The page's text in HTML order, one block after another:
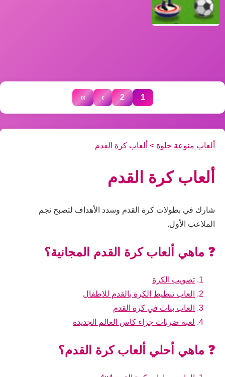
1
2
›
››
ألعاب منوعة حلوة > ألعاب كرة القدم
ألعاب كرة القدم
شارك في بطولات كرة القدم وسدد الأهداف لتصبح نجم
الملاعب الأول.
❓ ماهي ألعاب كرة القدم المجانية؟
تصويب الكرة
العاب تنطيط الكرة بالقدم للاطفال
العاب بنات في كرة القدم
لعبة ضربات جزاء كاس العالم الجديدة
❓ ماهي أحلي ألعاب كرة القدم؟